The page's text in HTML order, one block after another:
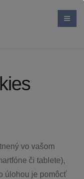
vo vašom
či tablete),
úlohou je pomôcť